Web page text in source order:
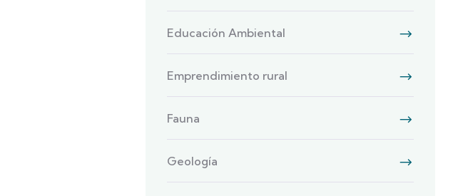
Educación Ambiental
Emprendimiento rural
Fauna
Geología